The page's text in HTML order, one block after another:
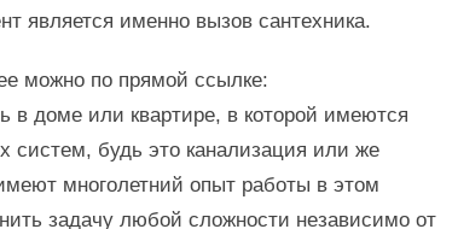
является именно вызов сантехника.
можно по прямой ссылке:
в доме или квартире, в которой имеются
систем, будь это канализация или же
многолетний опыт работы в этом
задачу любой сложности независимо от